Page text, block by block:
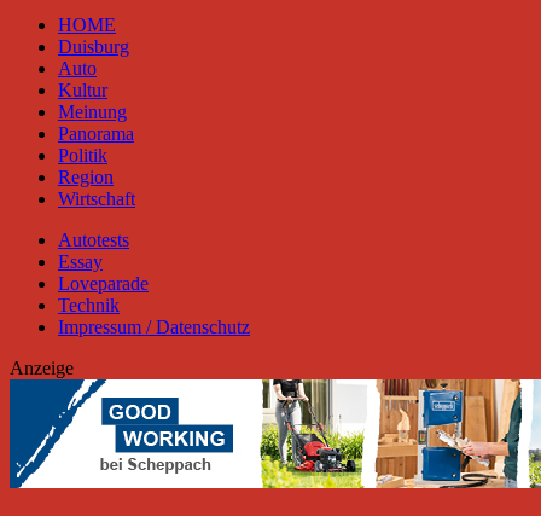
HOME
Duisburg
Auto
Kultur
Meinung
Panorama
Politik
Region
Wirtschaft
Autotests
Essay
Loveparade
Technik
Impressum / Datenschutz
Anzeige